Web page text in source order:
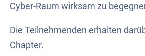
Cyber-Raum wirksam zu
Die Teilnehmenden erhalten
Chapter.